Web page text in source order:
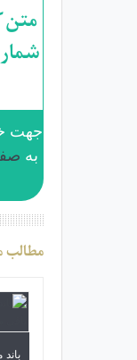
متن
به
مطالب